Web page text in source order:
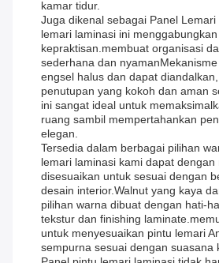
kamar tidur.
Juga dikenal sebagai Panel
lemari laminasi ini
kepraktisan.membuat organisasi
sederhana dan
engsel halus dan dapat
penutupan yang kokoh dan aman
ini sangat ideal untuk
ruang sambil mempertahankan
elegan.
Tersedia dalam berbagai pilihan
lemari laminasi kami dapat dengan
disesuaikan untuk sesuai dengan
desain interior.Walnut yang kaya
pilihan warna dibuat dengan hati-
tekstur dan finishing
untuk menyesuaikan pintu lemari
sempurna sesuai dengan suasana